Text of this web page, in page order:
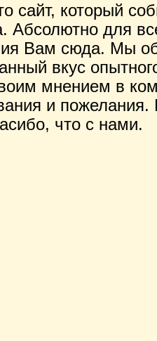
сайт, который
Абсолютно для
Вам сюда. Мы
вкус
мнением в
и
что с нами.